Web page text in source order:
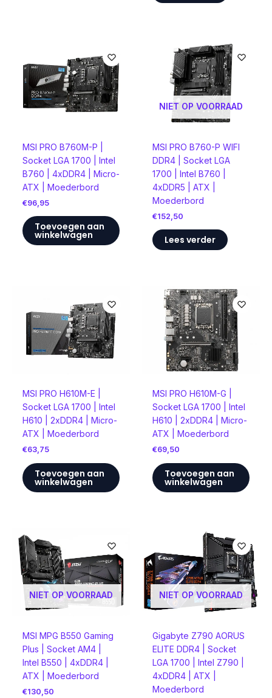
MSI PRO B760M-P |
Socket LGA 1700 | Intel
B760 | 4xDDR4 | Micro-
ATX | Moederbord
€96,95
Toevoegen aan
winkelwagen
NIET OP VOORRAAD
MSI PRO B760-P WIFI
DDR4 | Socket LGA
1700 | Intel B760 |
4xDDR5 | ATX |
Moederbord
€152,50
Lees verder
MSI PRO H610M-E |
Socket LGA 1700 | Intel
H610 | 2xDDR4 | Micro-
ATX | Moederbord
€63,75
Toevoegen aan
winkelwagen
MSI PRO H610M-G |
Socket LGA 1700 | Intel
H610 | 2xDDR4 | Micro-
ATX | Moederbord
€69,50
Toevoegen aan
winkelwagen
NIET OP VOORRAAD
MSI MPG B550 Gaming
Plus | Socket AM4 |
Intel B550 | 4xDDR4 |
ATX | Moederbord
€130,50
NIET OP VOORRAAD
Gigabyte Z790 AORUS
ELITE DDR4 | Socket
LGA 1700 | Intel Z790 |
4xDDR4 | ATX |
Moederbord